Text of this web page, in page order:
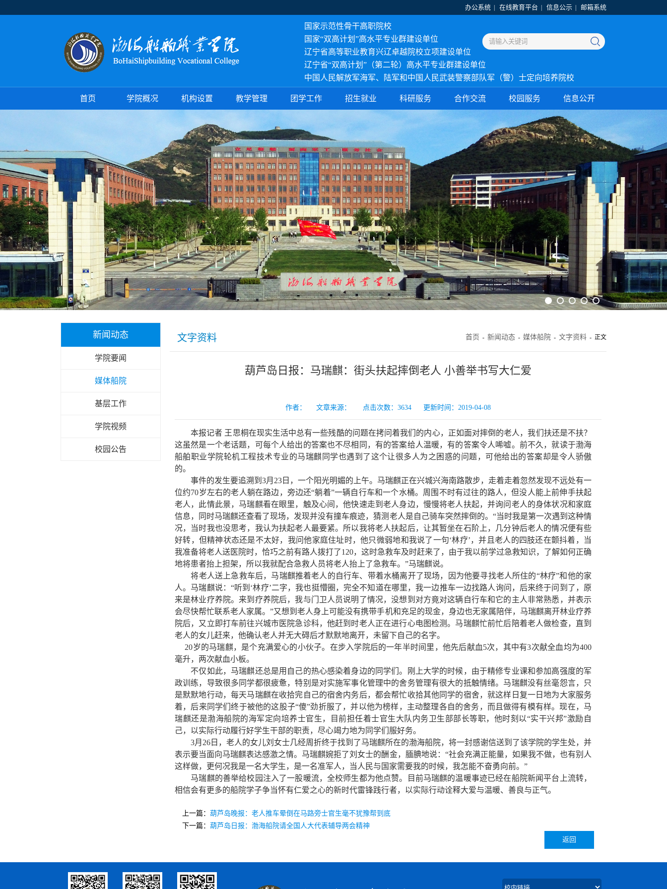
办公系统 在线教育平台 信息公示 邮箱系统
国家示范性骨干高职院校
国家“双高计划”高水平专业群建设单位
辽宁省高等职业教育兴辽卓越院校立项建设单位
辽宁省“双高计划”（第二轮）高水平专业群建设单位
中国人民解放军海军、陆军和中国人民武装警察部队军（警）士定向培养院校
首页 学院概况 机构设置 教学管理 团学工作 招生就业 科研服务 合作交流 校园服务 信息公开
新闻动态
学院要闻
媒体船院
基层工作
学院视频
校园公告
文字资料 首页 - 新闻动态 - 媒体船院 - 文字资料 - 正文
葫芦岛日报：马瑞麒：街头扶起摔倒老人 小善举书写大仁爱
作者： 文章来源： 点击次数： 3634 更新时间：2019-04-08
本报记者 王思桐在现实生活中总有一些残酷的问题在拷问着我们的内心，正如面对摔倒的老人，我们扶还是不扶？
这虽然是一个老话题，可每个人给出的答案也不尽相同，有的答案给人温暖，有的答案令人唏嘘。前不久，就读于渤海
船舶职业学院轮机工程技术专业的马瑞麒同学也遇到了这个让很多人为之困惑的问题，可他给出的答案却是令人骄傲
的。
事件的发生要追溯到 3月23日，一个阳光明媚的上午。马瑞麒正在兴城兴海南路散步，走着走着忽然发现不远处有一
位约70岁左右的老人躺在路边，旁边还“躺着”一辆自行车和一个水桶。周围不时有过往的路人，但没人能上前伸手扶起
老人，此情此景，马瑞麒看在眼里，触及心间，他快速走到老人身边，慢慢将老人扶起，并询问老人的身体状况和家庭
信息，同时马瑞麒还查看了现场，发现并没有撞车痕迹，猜测老人是自己骑车突然摔倒的。“当时我是第一次遇到这种情
况，当时我也没思考，我认为扶起老人最要紧。所以我将老人扶起后，让其暂坐在石阶上，几分钟后老人的情况便有些
好转，但精神状态还是不太好，我问他家庭住址时，他只微弱地和我说了一句‘林疗’，并且老人的四肢还在颤抖着，当
我准备将老人送医院时，恰巧之前有路人拨打了120，这时急救车及时赶来了，由于我以前学过急救知识，了解如何正确
地将患者抬上担架，所以我就配合急救人员将老人抬上了急救车。”马瑞麒说。
将老人送上急救车后，马瑞麒推着老人的自行车、带着水桶离开了现场，因为他要寻找老人所住的“林疗”和他的家
人。马瑞麒说：“听到‘林疗’二字，我也挺懵圈，完全不知道在哪里，我一边推车一边找路人询问，后来终于问到了，原
来是林业疗养院。来到疗养院后，我与门卫人员说明了情况，没想到对方竟对这辆自行车和它的主人非常熟悉，并表示
会尽快帮忙联系老人家属。”又想到老人身上可能没有携带手机和充足的现金，身边也无家属陪伴，马瑞麒离开林业疗养
院后，又立即打车前往兴城市医院急诊科，他赶到时老人正在进行心电图检测。马瑞麒忙前忙后陪着老人做检查，直到
老人的女儿赶来，他确认老人并无大碍后才默默地离开，未留下自己的名字。
20岁的马瑞麒，是个充满爱心的小伙子。在步入学院后的一年半时间里，他先后献血5次，其中有3次献全血均为400
毫升，两次献血小板。
不仅如此，马瑞麒还总是用自己的热心感染着身边的同学们。刚上大学的时候，由于精修专业课和参加高强度的军
政训练，导致很多同学都很疲惫，特别是对实施军事化管理中的舍务管理有很大的抵触情绪。马瑞麒没有丝毫怨言，只
是默默地行动，每天马瑞麒在收拾完自己的宿舍内务后，都会帮忙收拾其他同学的宿舍，就这样日复一日地为大家服务
着，后来同学们终于被他的这股子“傻”劲折服了，并以他为榜样，主动整理各自的舍务，而且做得有模有样。现在，马
瑞麒还是渤海船院的海军定向培养士官生，目前担任着士官生大队内务卫生部部长等职，他时刻以“实干兴邦”激励自
己，以实际行动履行好学生干部的职责，尽心竭力地为同学们服好务。
3月26日，老人的女儿刘女士几经周折终于找到了马瑞麒所在的渤海船院，将一封感谢信送到了该学院的学生处，并
表示要当面向马瑞麒表达感激之情。马瑞麒婉拒了刘女士的酬金，腼腆地说：“社会充满正能量，如果我不做，也有别人
这样做，更何况我是一名大学生，是一名准军人，当人民与国家需要我的时候，我怎能不奋勇向前。”
马瑞麒的善举给校园注入了一股暖流，全校师生都为他点赞。目前马瑞麒的温暖事迹已经在船院新闻平台上流转，
相信会有更多的船院学子争当怀有仁爱之心的新时代雷锋践行者，以实际行动诠释大爱与温暖、善良与正气。
上一篇： 葫芦岛晚报：老人推车晕倒在马路旁士官生毫不犹豫帮到底
下一篇： 葫芦岛日报：渤海船院请全国人大代表辅导两会精神
返回